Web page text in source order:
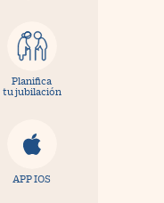
Planifica
tu jubilación
APP IOS